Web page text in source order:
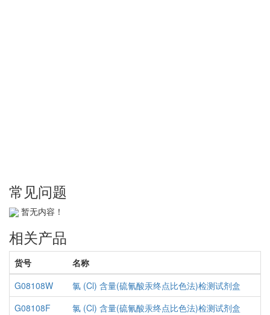
常见问题
暂无内容！
相关产品
货号
名称
G08108W
氯 (Cl) 含量(硫氰酸汞终点比色法)检测试剂盒
G08108F
氯 (Cl) 含量(硫氰酸汞终点比色法)检测试剂盒